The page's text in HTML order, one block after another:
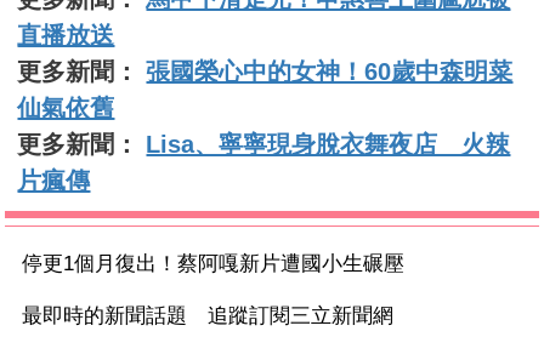
直播放送
更多新聞：張國榮心中的女神！60歲中森明菜
仙氣依舊
更多新聞： Lisa、寧寧現身脫衣舞夜店 火辣
片瘋傳
停更1個月復出！蔡阿嘎新片遭國小生碾壓
最即時的新聞話題 追蹤訂閱三立新聞網